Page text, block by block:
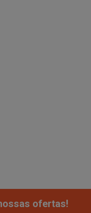
ofertas!